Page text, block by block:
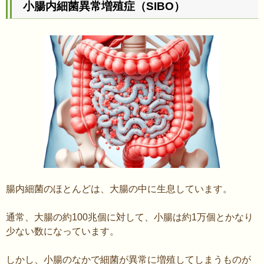
小腸内細菌異常増殖症（SIBO）
腸内細菌のほとんどは、大腸の中に生息しています。
通常、大腸の約100兆個に対して、小腸は約1万個とかなり
少ない数になっています。
しかし、小腸のなかで細菌が異常に増殖してしまうものが